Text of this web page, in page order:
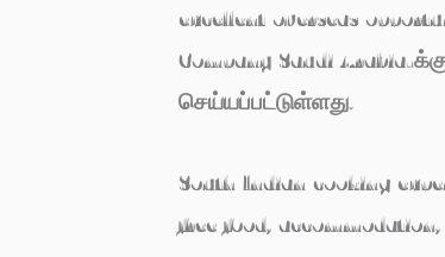
excellent overseas
Company Saudi Arabia-
செய்யப்பட்டுள்ளது.
South Indian cooking
free food,